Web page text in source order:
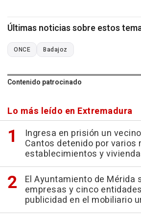
Últimas noticias sobre estos
ONCE Badajoz
Contenido patrocinado
Lo más leído en Extremadura
Ingresa en prisión un
Cantos detenido por varios
establecimientos y
El Ayuntamiento de Mérida
empresas y cinco
publicidad en el mobiliario